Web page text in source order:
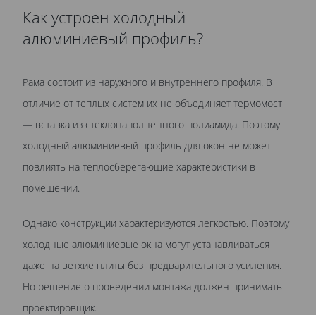
Как устроен холодный
алюминиевый профиль?
Рама состоит из наружного и внутреннего профиля. В
отличие от теплых систем их не объединяет термомост
— вставка из стеклонаполненного полиамида. Поэтому
холодный алюминиевый профиль для окон не может
повлиять на теплосберегающие характеристики в
помещении.
Однако конструкции характеризуются легкостью. Поэтому
холодные алюминиевые окна могут устанавливаться
даже на ветхие плиты без предварительного усиления.
Но решение о проведении монтажа должен принимать
проектировщик.